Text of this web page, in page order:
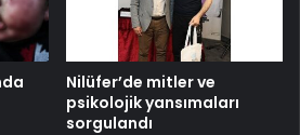
Nilüfer’de mitler ve
psikolojik yansımaları
sorgulandı